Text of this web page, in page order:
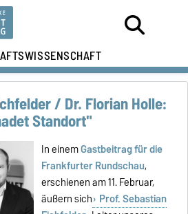
/ Dr. Florian Holle:
Standort"
In einemGastbeitrag für die
Frankfurter Rundschau,
erschienen am 11. Februar,
äußern sich Prof. Sebastian